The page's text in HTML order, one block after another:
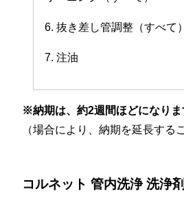
6. 抜き差し管調整（すべて）
7. 注油
※納期は、約2週間ほどになりま
（場合により、納期を延長する
コルネット 管内洗浄 洗浄